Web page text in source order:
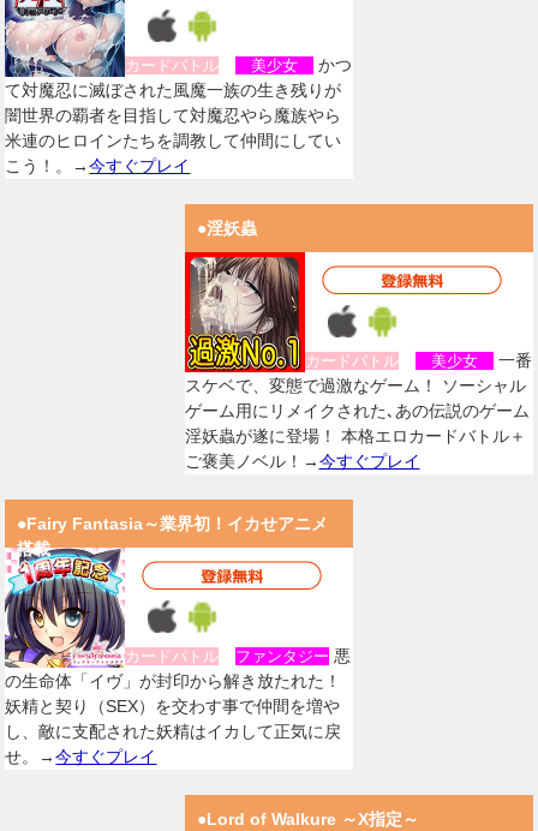
カードバトル 美少女
かつ
て対魔忍に滅ぼされた風魔一族の生き残りが
闇世界の覇者を目指して対魔忍やら魔族やら
米連のヒロインたちを調教して仲間にしてい
こう！。→今すぐプレイ
●淫妖蟲
カードバトル 美少女
一番
スケベで、変態で過激なゲーム！ ソーシャル
ゲーム用にリメイクされた､あの伝説のゲーム
淫妖蟲が遂に登場！ 本格エロカードバトル＋
ご褒美ノベル！→今すぐプレイ
●Fairy Fantasia～業界初！イカせアニメ
搭載
カードバトル ファンタジー 悪
の生命体「イヴ」が封印から解き放たれた！
妖精と契り（SEX）を交わす事で仲間を増や
し、敵に支配された妖精はイカして正気に戻
せ。→今すぐプレイ
●Lord of Walkure ～X指定～